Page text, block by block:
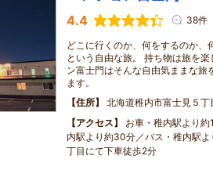
4.4 38件
どこに行くのか、何をするのか、
という自由な旅。 持ち物は旅を
ン富士門はそんな自由気ままな旅
ます。
住所
北海道稚内市富士見５
アクセス
お車・稚内駅より
内駅より約30分／バス・稚内駅
丁目にて下車徒歩2分